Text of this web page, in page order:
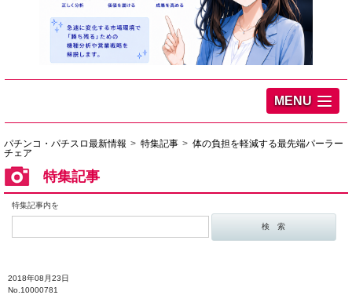
MENU
パチンコ・パチスロ最新情報 特集記事
体の負担を軽減する最先端パーラー
チェア
特集記事
特集記事内を
2018年08月23日
No.10000781